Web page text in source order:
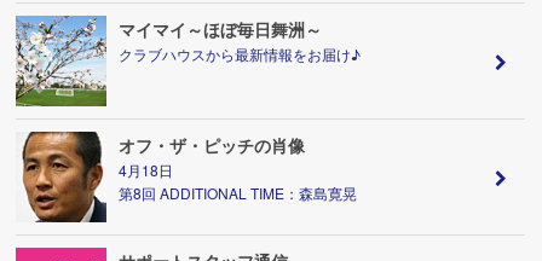
マイマイ～ほぼ毎日舞洲～
クラブハウスから最新情報をお届け♪
オフ・ザ・ピッチの肖像
4月18日
第8回 ADDITIONAL TIME：森島寛晃